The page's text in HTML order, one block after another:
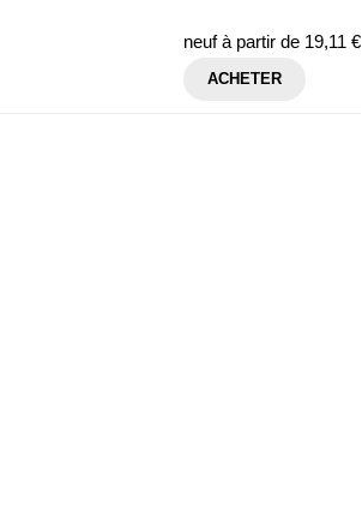
neuf à partir de 19,11 €
ACHETER